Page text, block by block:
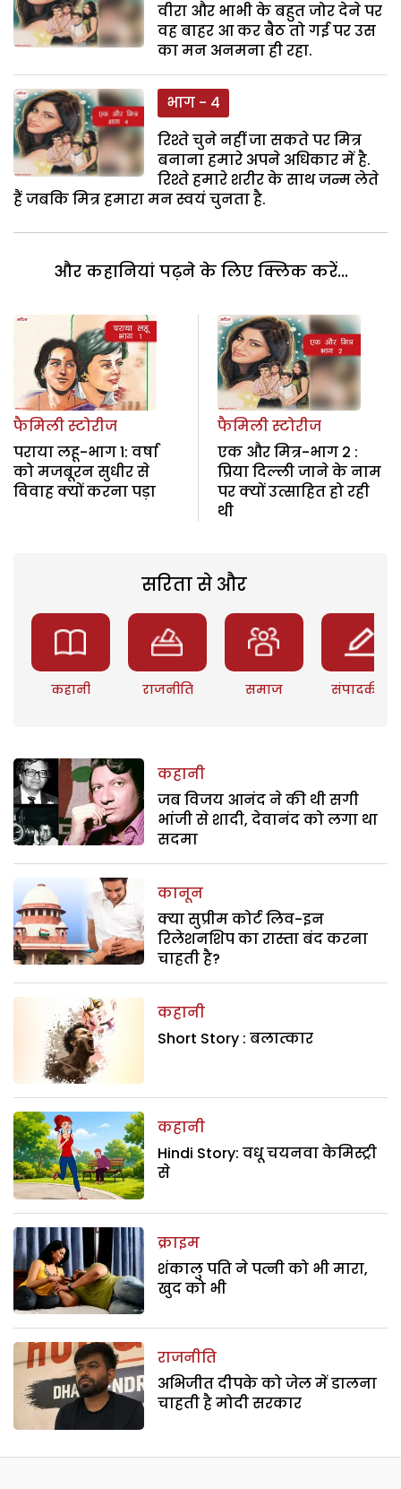
वीरा और भाभी के बहुत जोर देने पर
वह बाहर आ कर बैठ तो गई पर उस
का मन अनमना ही रहा.
भाग - 4
रिश्ते चुने नहीं जा सकते पर मित्र
बनाना हमारे अपने अधिकार में है.
रिश्ते हमारे शरीर के साथ जन्म लेते
हैं जबकि मित्र हमारा मन स्वयं चुनता है.
और कहानियां पढ़ने के लिए क्लिक करें...
फैमिली स्टोरीज
पराया लहू-भाग 1: वर्षा
को मजबूरन सुधीर से
विवाह क्यों करना पड़ा
फैमिली स्टोरीज
एक और मित्र-भाग 2 :
प्रिया दिल्ली जाने के नाम
पर क्यों उत्साहित हो रही
थी
सरिता से और
कहानी राजनीति समाज संपादकीय
कहानी
जब विजय आनंद ने की थी सगी
भांजी से शादी, देवानंद को लगा था
सदमा
कानून
क्या सुप्रीम कोर्ट लिव-इन
रिलेशनशिप का रास्ता बंद करना
चाहती है?
कहानी
Short Story : बलात्कार
कहानी
Hindi Story: वधू चयनवा केमिस्ट्री
से
क्राइम
शंकालु पति ने पत्नी को भी मारा,
खुद को भी
राजनीति
अभिजीत दीपके को जेल में डालना
चाहती है मोदी सरकार